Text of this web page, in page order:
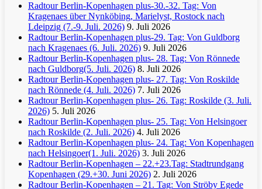
Radtour Berlin-Kopenhagen plus-30.-32. Tag: Von
Kragenaes über Nynköbing, Marielyst, Rostock nach
Ldeipzig (7.-9. Juli. 2026) 9. Juli 2026
Radtour Berlin-Kopenhagen plus-29. Tag: Von Guldborg
nach Kragenaes (6. Juli. 2026) 9. Juli 2026
Radtour Berlin-Kopenhagen plus- 28. Tag: Von Rönnede
nach Guldborg(5. Juli. 2026) 8. Juli 2026
Radtour Berlin-Kopenhagen plus- 27. Tag: Von Roskilde
nach Rönnede (4. Juli. 2026) 7. Juli 2026
Radtour Berlin-Kopenhagen plus- 26. Tag: Roskilde (3. Juli.
2026) 5. Juli 2026
Radtour Berlin-Kopenhagen plus- 25. Tag: Von Helsingoer
nach Roskilde (2. Juli. 2026) 4. Juli 2026
Radtour Berlin-Kopenhagen plus- 24. Tag: Von Kopenhagen
nach Helsingoer(1. Juli. 2026) 3. Juli 2026
Radtour Berlin-Kopenhagen – 22.+23.Tag: Stadtrundgang
Kopenhagen (29.+30. Juni 2026) 2. Juli 2026
Radtour Berlin-Kopenhagen – 21. Tag: Von Ströby Egede